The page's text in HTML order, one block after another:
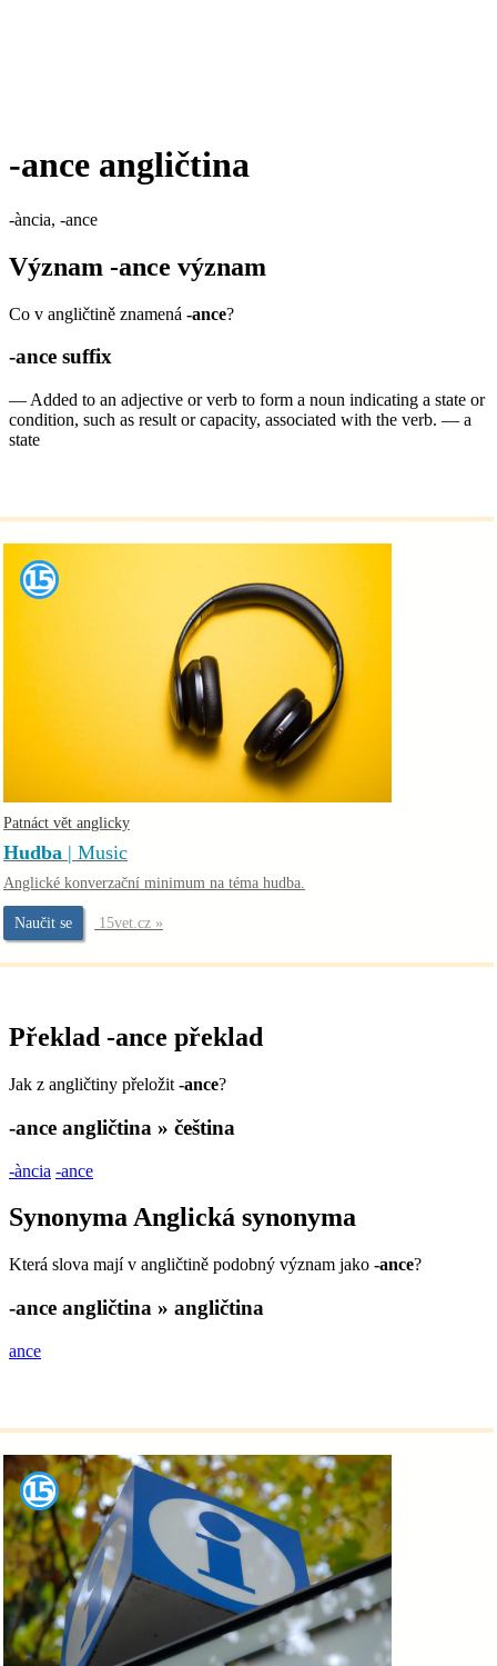
-ance angličtina
-ància, -ance
Význam -ance význam
Co v angličtině znamená -ance?
-ance suffix
— Added to an adjective or verb to form a noun indicating a state or
condition, such as result or capacity, associated with the verb. — a
state
Patnáct vět anglicky
Hudba | Music
Anglické konverzační minimum na téma hudba.
Naučit se 15vet.cz »
Překlad -ance překlad
Jak z angličtiny přeložit -ance?
-ance angličtina » čeština
-ància -ance
SynonymaAnglická synonyma
Která slova mají v angličtině podobný význam jako -ance?
-ance angličtina » angličtina
ance